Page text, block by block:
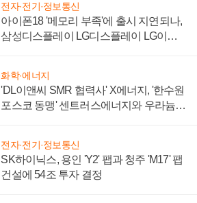
전자·전기·정보통신
아이폰18 '메모리 부족'에 출시 지연되나,
삼성디스플레이 LG디스플레이 LG이노
화학·에너지
'DL이앤씨 SMR 협력사' X에너지, '한수원
포스코 동맹' 센트러스에너지와 우라늄
전자·전기·정보통신
SK하이닉스, 용인 'Y2' 팹과 청주 'M17' 팹
건설에 54조 투자 결정